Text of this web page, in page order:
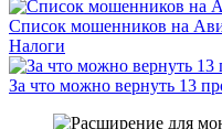
Список мошенников на
Налоги
За что можно вернуть 13